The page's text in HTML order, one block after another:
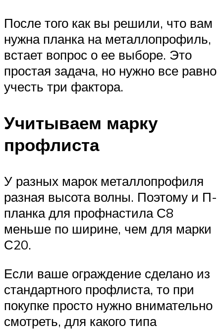
После того как вы решили, что вам
нужна планка на металлопрофиль,
встает вопрос о ее выборе. Это
простая задача, но нужно все равно
учесть три фактора.
Учитываем марку
профлиста
У разных марок металлопрофиля
разная высота волны. Поэтому и П-
планка для профнастила С8
меньше по ширине, чем для марки
С20.
Если ваше ограждение сделано из
стандартного профлиста, то при
покупке просто нужно внимательно
смотреть, для какого типа